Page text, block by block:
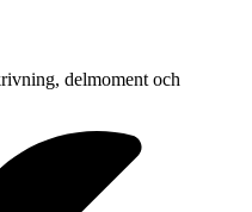
delmoment och